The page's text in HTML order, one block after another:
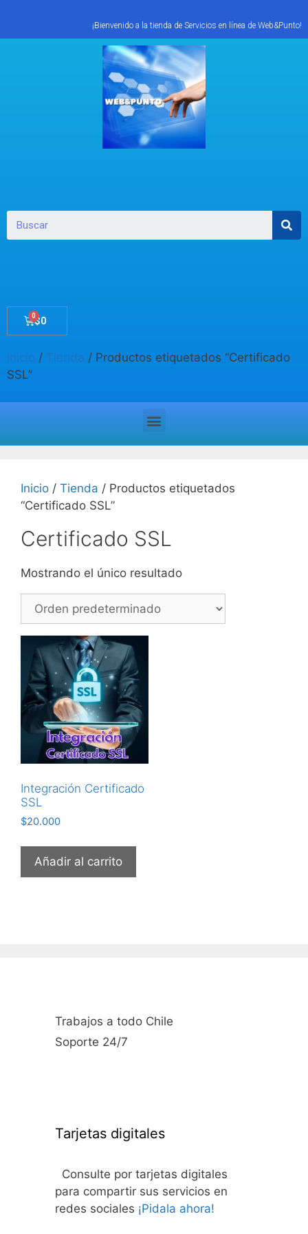
¡Bienvenido a la tienda de Servicios en línea de Web&Punto!
$0
Inicio / Tienda / Productos etiquetados “Certificado
SSL”
Inicio / Tienda / Productos etiquetados
“Certificado SSL”
Certificado SSL
Mostrando el único resultado
Integración Certificado
SSL
$20.000
Añadir al carrito
Trabajos a todo Chile
Soporte 24/7
Tarjetas digitales
Consulte por tarjetas digitales
para compartir sus servicios en
redes sociales ¡Pidala ahora!